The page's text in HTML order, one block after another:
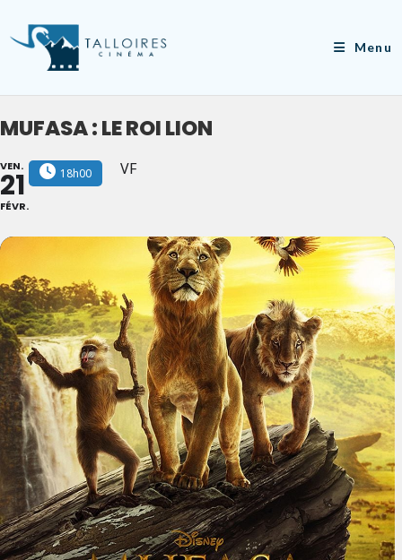
to
Menu
MUFASA : LE ROI LION
VEN.
21
FÉVR.
18h00 VF